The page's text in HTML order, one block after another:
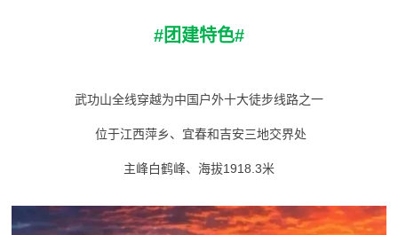
#团建特色#
武功山全线穿越为中国户外十大徒步线路之一
位于江西萍乡、宜春和吉安三地交界处
主峰白鹤峰、海拔1918.3米